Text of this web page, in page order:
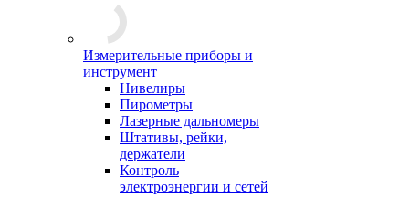
Измерительные приборы и
инструмент
Нивелиры
Пирометры
Лазерные дальномеры
Штативы, рейки,
держатели
Контроль
электроэнергии и сетей